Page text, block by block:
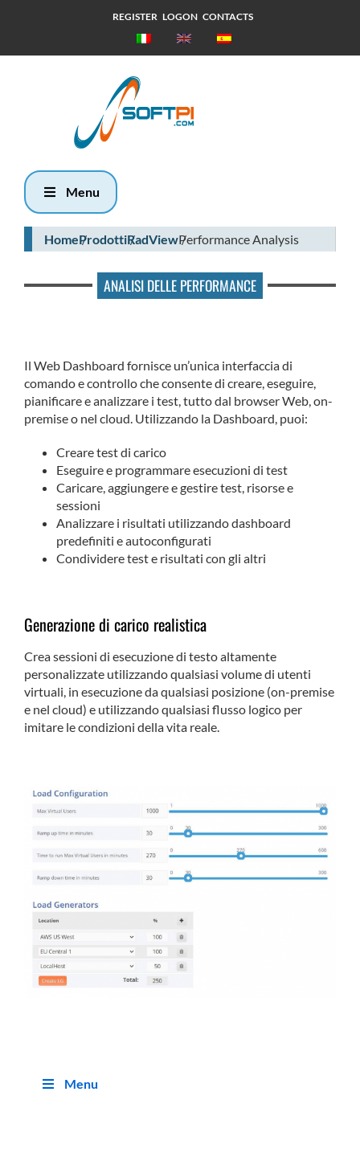
REGISTER LOGON CONTACTS
Menu
HomeProdottiRadViewPerformance Analysis
ANALISI DELLE PERFORMANCE
Il Web Dashboard fornisce un’unica interfaccia di
comando e controllo che consente di creare, eseguire,
pianificare e analizzare i test, tutto dal browser Web, on-
premise o nel cloud. Utilizzando la Dashboard, puoi:
Creare test di carico
Eseguire e programmare esecuzioni di test
Caricare, aggiungere e gestire test, risorse e
sessioni
Analizzare i risultati utilizzando dashboard
predefiniti e autoconfigurati
Condividere test e risultati con gli altri
Generazione di carico realistica
Crea sessioni di esecuzione di testo altamente
personalizzate utilizzando qualsiasi volume di utenti
virtuali, in esecuzione da qualsiasi posizione (on-premise
e nel cloud) e utilizzando qualsiasi flusso logico per
imitare le condizioni della vita reale.
Menu